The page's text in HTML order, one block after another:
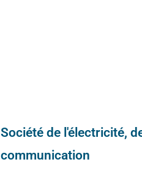
Société de l'électricité,
communication